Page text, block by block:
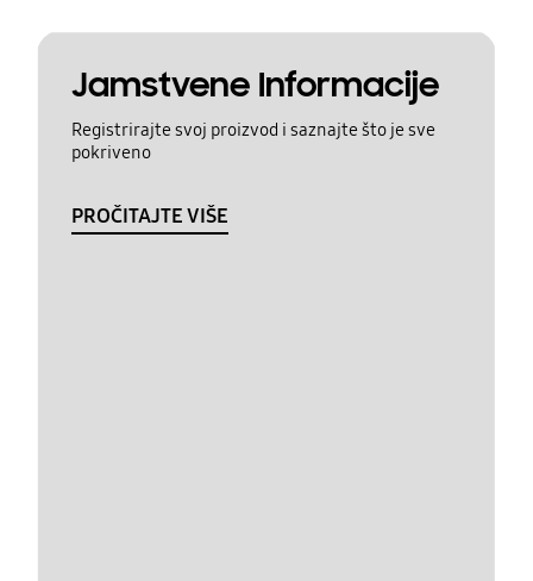
Jamstvene Informacije
Registrirajte svoj proizvod i saznajte što je sve
pokriveno
PROČITAJTE VIŠE